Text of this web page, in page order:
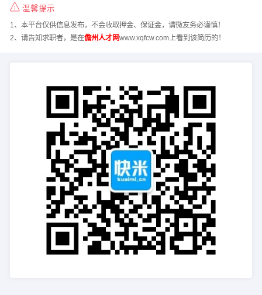
温馨提示
1、本平台仅供信息发布，不会收取押金、保证金，请微友务必谨慎！
2、请告知求职者，是在儋州人才网www.xqfcw.com上看到该简历的！